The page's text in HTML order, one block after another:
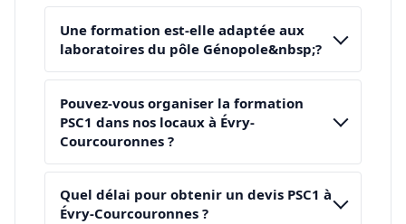
Une formation est-elle adaptée aux
laboratoires du pôle Génopole&nbsp;?
Pouvez-vous organiser la formation
PSC1 dans nos locaux à Évry-
Courcouronnes ?
Quel délai pour obtenir un devis PSC1 à
Évry-Courcouronnes ?